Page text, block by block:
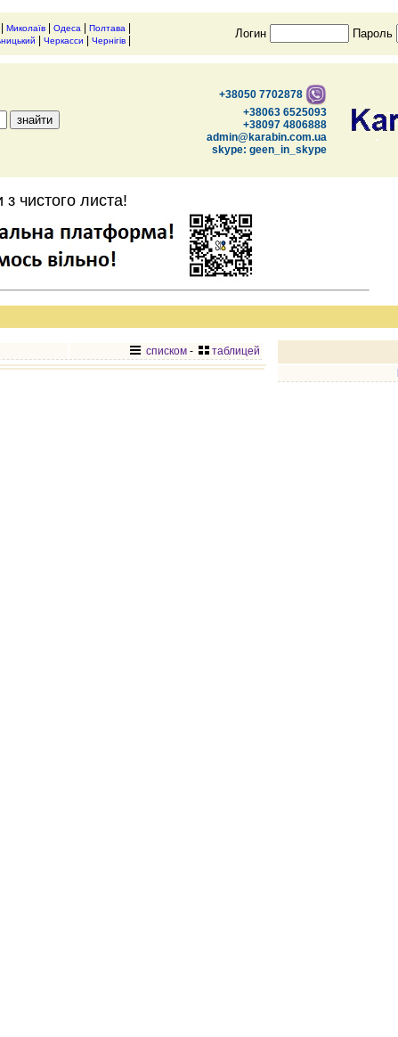
Миколаїв Одеса Полтава
Черкасси Чернігів
Логин Пароль
+38050 7702878
+38063 6525093
+38097 4806888
admin@karabin.com.ua
skype: geen_in_skype
чистого листа!
списком - таблицей